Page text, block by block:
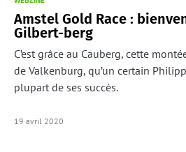
Amstel Gold Race :
Gilbert-berg
C’est grâce au Cauberg, cette
de Valkenburg, qu’un certain
plupart de ses succès.
19 avril 2020